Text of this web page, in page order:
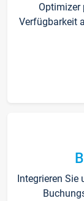
Optimizer
Verfügbarkeit
Integrieren Sie